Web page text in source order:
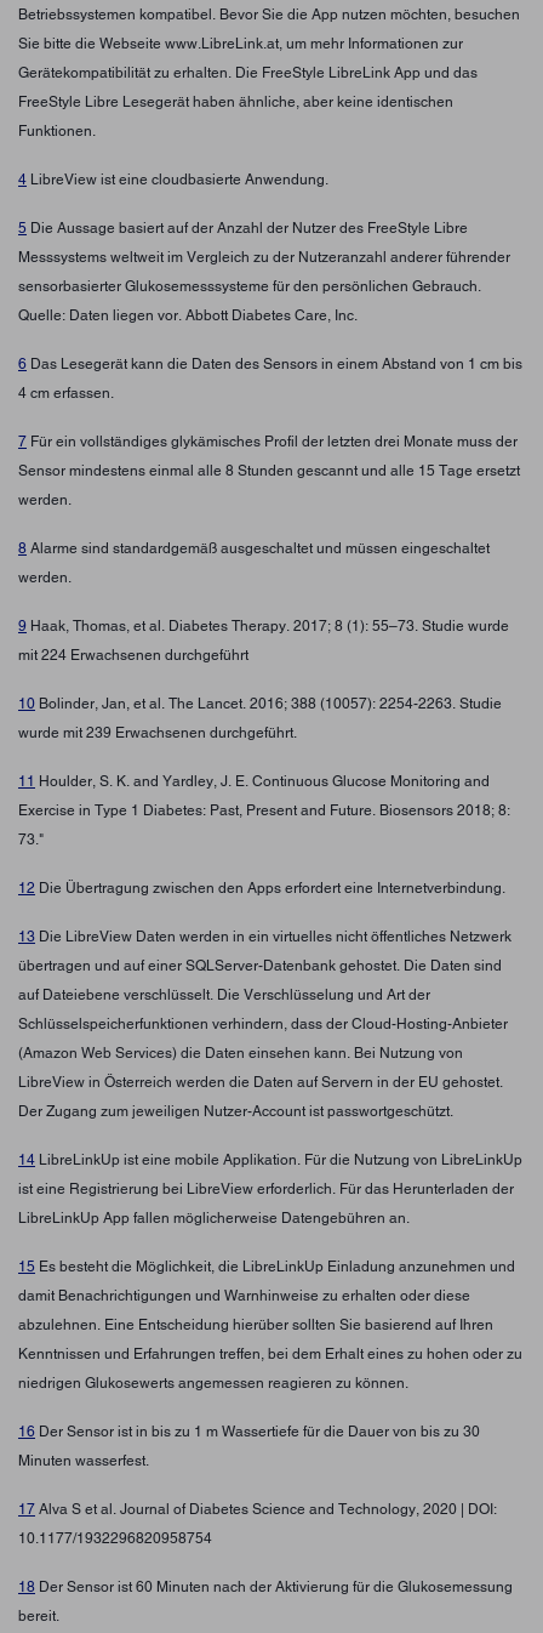
Betriebssystemen kompatibel. Bevor Sie die App nutzen möchten, besuchen
Sie bitte die Webseite www.LibreLink.at, um mehr Informationen zur
Gerätekompatibilität zu erhalten. Die FreeStyle LibreLink App und das
FreeStyle Libre Lesegerät haben ähnliche, aber keine identischen
Funktionen.
4 LibreView ist eine cloudbasierte Anwendung.
5 Die Aussage basiert auf der Anzahl der Nutzer des FreeStyle Libre
Messsystems weltweit im Vergleich zu der Nutzeranzahl anderer führender
sensorbasierter Glukosemesssysteme für den persönlichen Gebrauch.
Quelle: Daten liegen vor. Abbott Diabetes Care, Inc.
6 Das Lesegerät kann die Daten des Sensors in einem Abstand von 1 cm bis
4 cm erfassen.
7 Für ein vollständiges glykämisches Profil der letzten drei Monate muss der
Sensor mindestens einmal alle 8 Stunden gescannt und alle 15 Tage ersetzt
werden.
8 Alarme sind standardgemäß ausgeschaltet und müssen eingeschaltet
werden.
9 Haak, Thomas, et al. Diabetes Therapy. 2017; 8 (1): 55–73. Studie wurde
mit 224 Erwachsenen durchgeführt
10 Bolinder, Jan, et al. The Lancet. 2016; 388 (10057): 2254-2263. Studie
wurde mit 239 Erwachsenen durchgeführt.
11 Houlder, S. K. and Yardley, J. E. Continuous Glucose Monitoring and
Exercise in Type 1 Diabetes: Past, Present and Future. Biosensors 2018; 8:
73."
12 Die Übertragung zwischen den Apps erfordert eine Internetverbindung.
13 Die LibreView Daten werden in ein virtuelles nicht öffentliches Netzwerk
übertragen und auf einer SQLServer-Datenbank gehostet. Die Daten sind
auf Dateiebene verschlüsselt. Die Verschlüsselung und Art der
Schlüsselspeicherfunktionen verhindern, dass der Cloud-Hosting-Anbieter
(Amazon Web Services) die Daten einsehen kann. Bei Nutzung von
LibreView in Österreich werden die Daten auf Servern in der EU gehostet.
Der Zugang zum jeweiligen Nutzer-Account ist passwortgeschützt.
14 LibreLinkUp ist eine mobile Applikation. Für die Nutzung von LibreLinkUp
ist eine Registrierung bei LibreView erforderlich. Für das Herunterladen der
LibreLinkUp App fallen möglicherweise Datengebühren an.
15 Es besteht die Möglichkeit, die LibreLinkUp Einladung anzunehmen und
damit Benachrichtigungen und Warnhinweise zu erhalten oder diese
abzulehnen. Eine Entscheidung hierüber sollten Sie basierend auf Ihren
Kenntnissen und Erfahrungen treffen, bei dem Erhalt eines zu hohen oder zu
niedrigen Glukosewerts angemessen reagieren zu können.
16 Der Sensor ist in bis zu 1 m Wassertiefe für die Dauer von bis zu 30
Minuten wasserfest.
17 Alva S et al. Journal of Diabetes Science and Technology, 2020 | DOI:
10.1177/1932296820958754
18 Der Sensor ist 60 Minuten nach der Aktivierung für die Glukosemessung
bereit.